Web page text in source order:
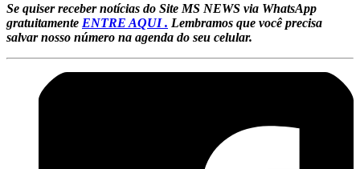
Se quiser receber notícias do Site MS NEWS via WhatsApp
gratuitamente ENTRE AQUI . Lembramos que você precisa
salvar nosso número na agenda do seu celular.